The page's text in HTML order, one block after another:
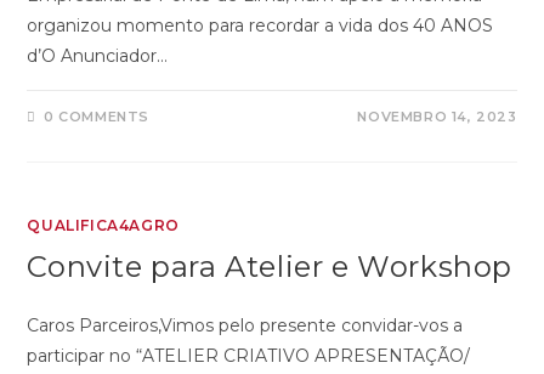
organizou momento para recordar a vida dos 40 ANOS
d’O Anunciador…
0 COMMENTS NOVEMBRO 14, 2023
QUALIFICA4AGRO
Convite para Atelier e Workshop
Caros Parceiros,Vimos pelo presente convidar-vos a
participar no “ATELIER CRIATIVO APRESENTAÇÃO/